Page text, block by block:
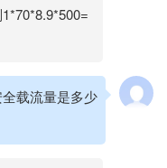
载流量是多少